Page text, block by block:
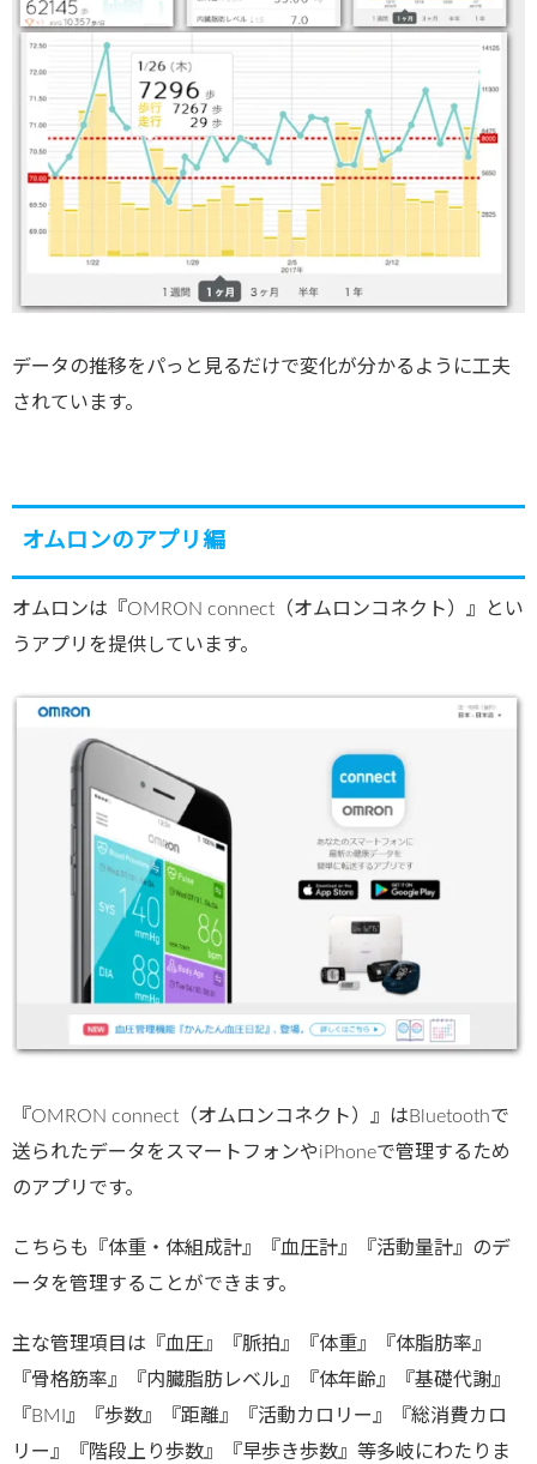
データの推移をパっと見るだけで変化が分かるように工夫
されています。
オムロンのアプリ編
オムロンは『OMRON connect（オムロンコネクト）』とい
うアプリを提供しています。
『OMRON connect（オムロンコネクト）』はBluetoothで
送られたデータをスマートフォンやiPhoneで管理するため
のアプリです。
こちらも『体重・体組成計』『血圧計』『活動量計』のデ
ータを管理することができます。
主な管理項目は『血圧』『脈拍』『体重』『体脂肪率』
『骨格筋率』『内臓脂肪レベル』『体年齢』『基礎代謝』
『BMI』『歩数』『距離』『活動カロリー』『総消費カロ
リー』『階段上り歩数』『早歩き歩数』等多岐にわたりま